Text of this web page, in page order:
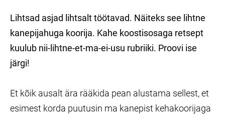
Lihtsad asjad lihtsalt töötavad. Näiteks see lihtne
kanepijahuga koorija. Kahe koostisosaga retsept
kuulub nii-lihtne-et-ma-ei-usu rubriiki. Proovi ise
järgi!
Et kõik ausalt ära rääkida pean alustama sellest, et
esimest korda puutusin ma kanepist kehakoorijaga